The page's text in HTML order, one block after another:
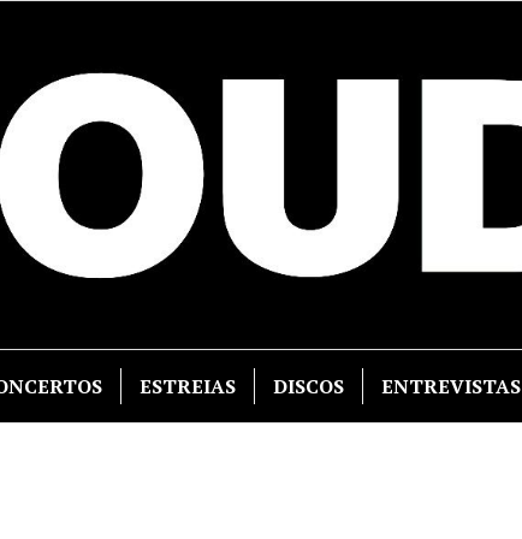
ESTREIAS DISCOS ENTREVISTAS